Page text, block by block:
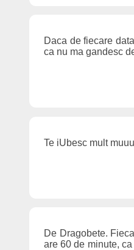
Daca de fiecare
ca nu ma gandesc
Te iUbesc mult
De Dragobete.
are 60 de minute,